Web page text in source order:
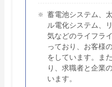
蓄電池システム、
ル電化システム、
気などのライフラ
っており、お客様
をしています。ま
り、求職者と企業
います。